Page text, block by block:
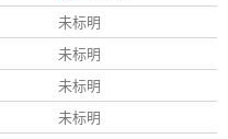
未标明
未标明
未标明
未标明